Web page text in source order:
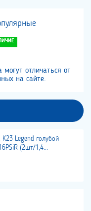
отличаться от
на сайте.
K23 Legend голубой
(2шт/1,4...